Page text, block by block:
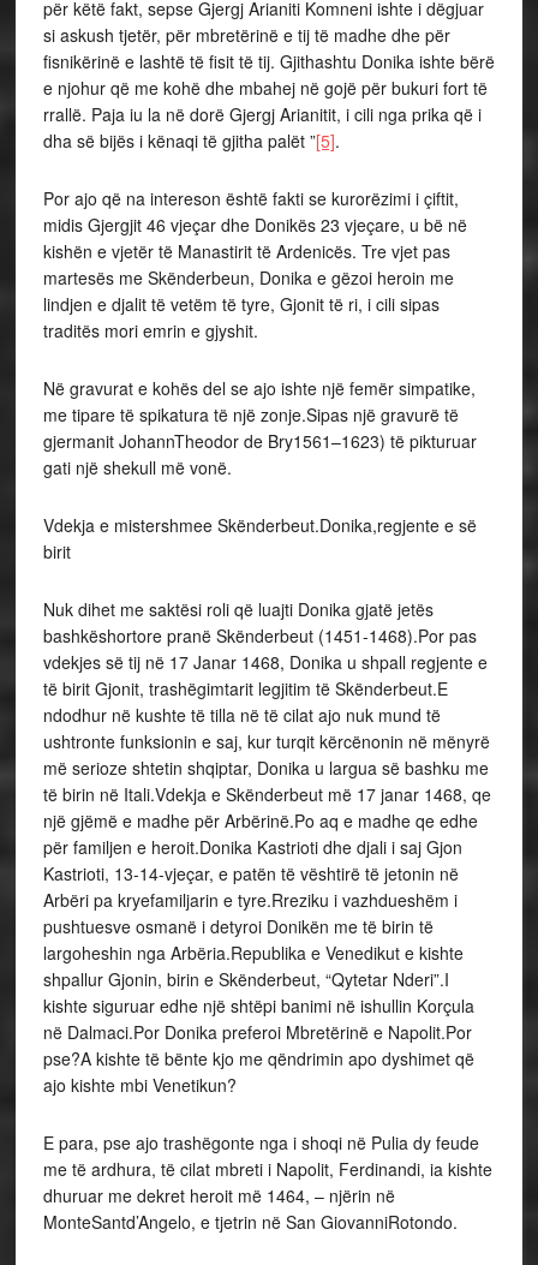
për këtë fakt, sepse Gjergj Arianiti Komneni ishte i dëgjuar
si askush tjetër, për mbretërinë e tij të madhe dhe për
fisnikërinë e lashtë të fisit të tij. Gjithashtu Donika ishte bërë
e njohur që me kohë dhe mbahej në gojë për bukuri fort të
rrallë. Paja iu la në dorë Gjergj Arianitit, i cili nga prika që i
dha së bijës i kënaqi të gjitha palët ”[5].
Por ajo që na intereson është fakti se kurorëzimi i çiftit,
midis Gjergjit 46 vjeçar dhe Donikës 23 vjeçare, u bë në
kishën e vjetër të Manastirit të Ardenicës. Tre vjet pas
martesës me Skënderbeun, Donika e gëzoi heroin me
lindjen e djalit të vetëm të tyre, Gjonit të ri, i cili sipas
traditës mori emrin e gjyshit.
Në gravurat e kohës del se ajo ishte një femër simpatike,
me tipare të spikatura të një zonje.Sipas një gravurë të
gjermanit JohannTheodor de Bry1561–1623) të pikturuar
gati një shekull më vonë.
Vdekja e mistershmee Skënderbeut.Donika,regjente e së
birit
Nuk dihet me saktësi roli që luajti Donika gjatë jetës
bashkëshortore pranë Skënderbeut (1451-1468).Por pas
vdekjes së tij në 17 Janar 1468, Donika u shpall regjente e
të birit Gjonit, trashëgimtarit legjitim të Skënderbeut.E
ndodhur në kushte të tilla në të cilat ajo nuk mund të
ushtronte funksionin e saj, kur turqit kërcënonin në mënyrë
më serioze shtetin shqiptar, Donika u largua së bashku me
të birin në Itali.Vdekja e Skënderbeut më 17 janar 1468, qe
një gjëmë e madhe për Arbërinë.Po aq e madhe qe edhe
për familjen e heroit.Donika Kastrioti dhe djali i saj Gjon
Kastrioti, 13-14-vjeçar, e patën të vështirë të jetonin në
Arbëri pa kryefamiljarin e tyre.Rreziku i vazhdueshëm i
pushtuesve osmanë i detyroi Donikën me të birin të
largoheshin nga Arbëria.Republika e Venedikut e kishte
shpallur Gjonin, birin e Skënderbeut, “Qytetar Nderi”.I
kishte siguruar edhe një shtëpi banimi në ishullin Korçula
në Dalmaci.Por Donika preferoi Mbretërinë e Napolit.Por
pse?A kishte të bënte kjo me qëndrimin apo dyshimet që
ajo kishte mbi Venetikun?
E para, pse ajo trashëgonte nga i shoqi në Pulia dy feude
me të ardhura, të cilat mbreti i Napolit, Ferdinandi, ia kishte
dhuruar me dekret heroit më 1464, – njërin në
MonteSantd’Angelo, e tjetrin në San GiovanniRotondo.